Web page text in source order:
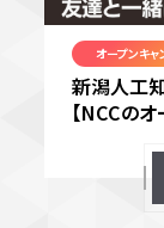
オープンキャ
新潟人工
【NCCのオ